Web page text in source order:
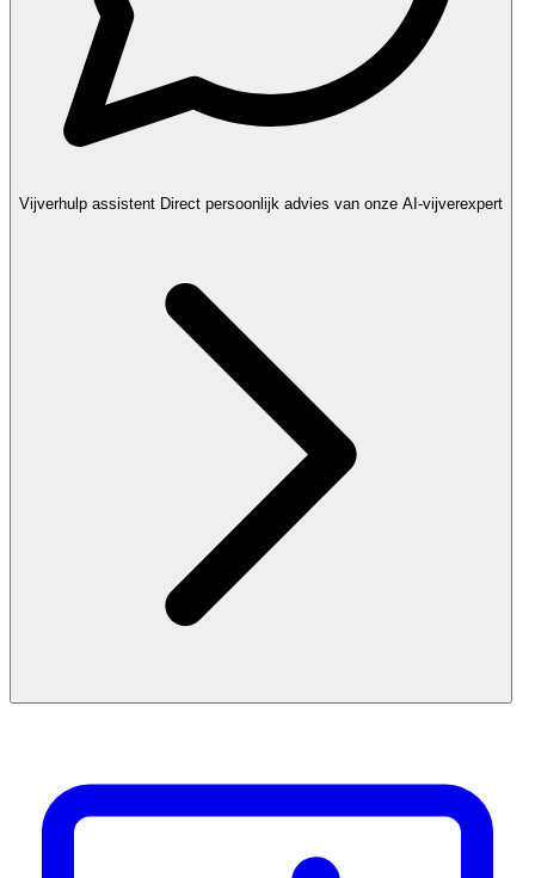
Vijverhulp assistent Direct persoonlijk advies van onze AI-vijverexpert